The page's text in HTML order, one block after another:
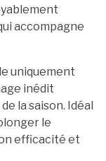
accompagne
uniquement
inédit
la saison. Idéal
le
efficacité et